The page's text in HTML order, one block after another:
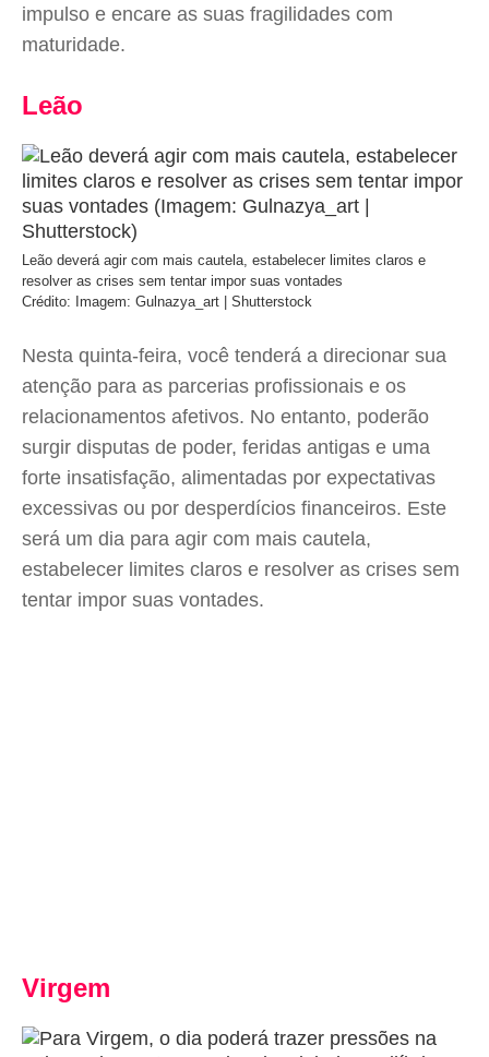
impulso e encare as suas fragilidades com
maturidade.
Leão
Leão deverá agir com mais cautela, estabelecer limites claros e
resolver as crises sem tentar impor suas vontades
Crédito: Imagem: Gulnazya_art | Shutterstock
Nesta quinta-feira, você tenderá a direcionar sua
atenção para as parcerias profissionais e os
relacionamentos afetivos. No entanto, poderão
surgir disputas de poder, feridas antigas e uma
forte insatisfação, alimentadas por expectativas
excessivas ou por desperdícios financeiros. Este
será um dia para agir com mais cautela,
estabelecer limites claros e resolver as crises sem
tentar impor suas vontades.
Virgem